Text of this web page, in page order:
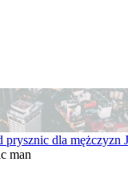
prysznic dla mężczyzn
man